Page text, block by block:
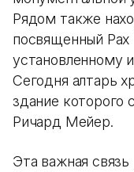
Рядом также
посвященный
установленному
Сегодня алтарь
здание которого
Ричард Мейер.
Эта важная